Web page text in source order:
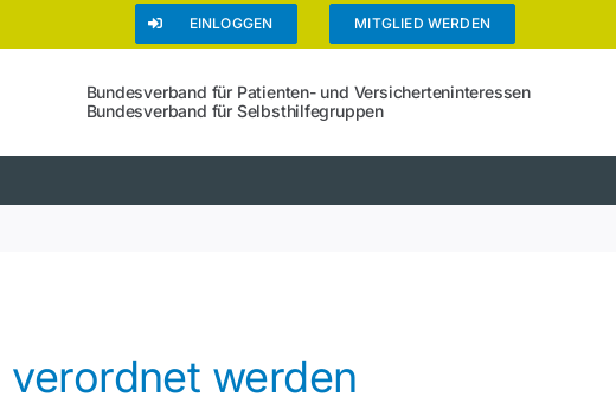
EINLOGGEN MITGLIED WERDEN
Bundesverband für Patienten- und Versicherteninteressen
Bundesverband für Selbsthilfegruppen
werden